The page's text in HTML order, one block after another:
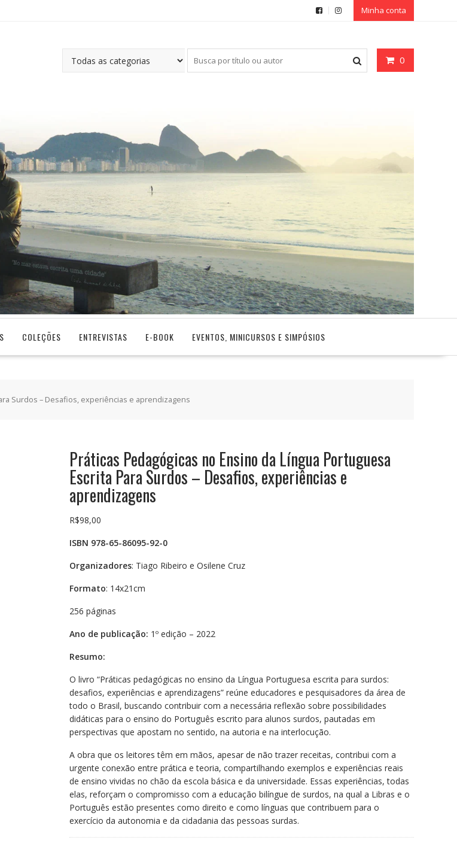
Minha conta
0
COLEÇÕES ENTREVISTAS E-BOOK EVENTOS, MINICURSOS E SIMPÓSIOS
Surdos – Desafios, experiências e aprendizagens
Práticas Pedagógicas no Ensino da Língua Portuguesa
Escrita Para Surdos – Desafios, experiências e
aprendizagens
R$98,00
ISBN 978-65-86095-92-0
Organizadores: Tiago Ribeiro e Osilene Cruz
Formato: 14x21cm
256 páginas
Ano de publicação: 1º edição – 2022
Resumo:
O livro “Práticas pedagógicas no ensino da Língua Portuguesa escrita para surdos:
desafios, experiências e aprendizagens” reúne educadores e pesquisadores da área de
todo o Brasil, buscando contribuir com a necessária reflexão sobre possibilidades
didáticas para o ensino do Português escrito para alunos surdos, pautadas em
perspectivas que apostam no sentido, na autoria e na interlocução.
A obra que os leitores têm em mãos, apesar de não trazer receitas, contribui com a
urgente conexão entre prática e teoria, compartilhando exemplos e experiências reais
de ensino vividas no chão da escola básica e da universidade. Essas experiências, todas
elas, reforçam o compromisso com a educação bilíngue de surdos, na qual a Libras e o
Português estão presentes como direito e como línguas que contribuem para o
exercício da autonomia e da cidadania das pessoas surdas.